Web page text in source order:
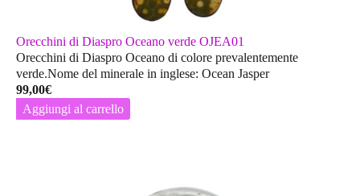
Orecchini di Diaspro Oceano verde OJEA01
Orecchini di Diaspro Oceano di colore prevalentemente
verde.Nome del minerale in inglese: Ocean Jasper
99,00€
Aggiungi al carrello